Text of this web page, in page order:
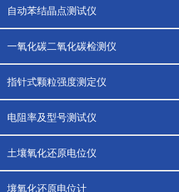
自动苯结晶点测试仪
一氧化碳二氧化碳检测仪
指针式颗粒强度测定仪
电阻率及型号测试仪
土壤氧化还原电位仪
壤氧化还原电位计